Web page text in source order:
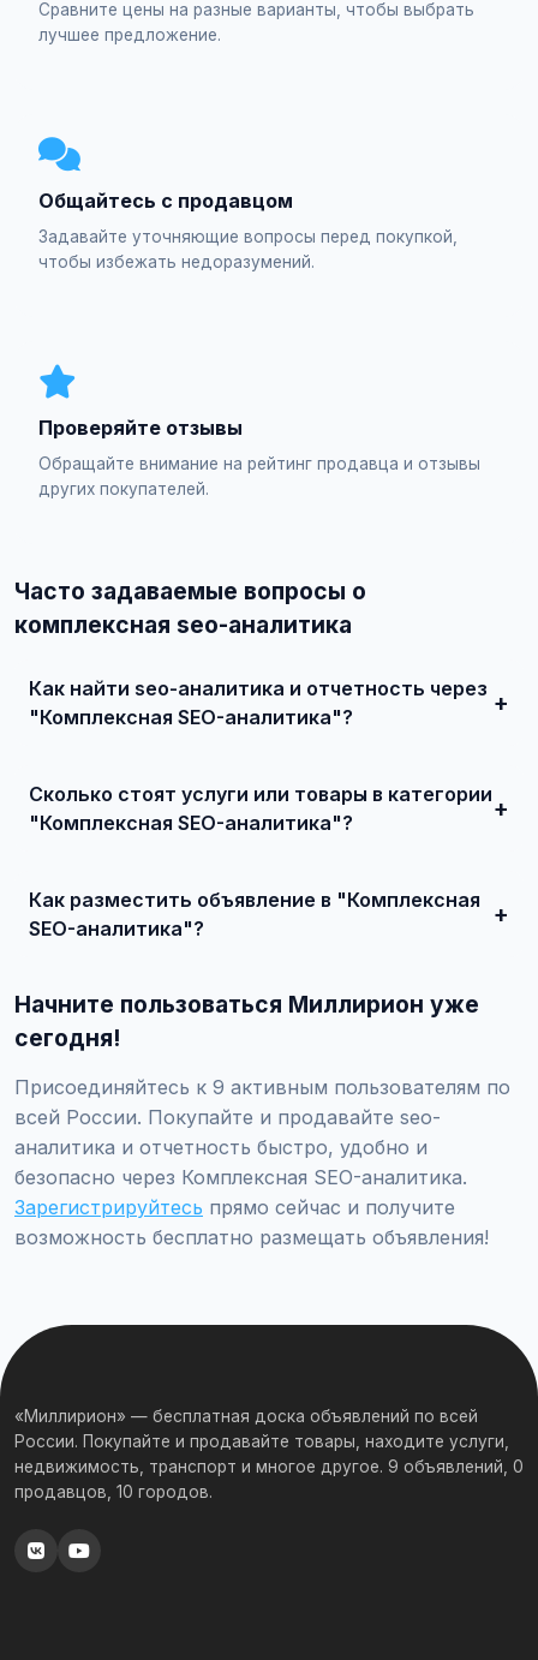
Сравните цены на разные варианты, чтобы выбрать
лучшее предложение.
Общайтесь с продавцом
Задавайте уточняющие вопросы перед покупкой,
чтобы избежать недоразумений.
Проверяйте отзывы
Обращайте внимание на рейтинг продавца и отзывы
других покупателей.
Часто задаваемые вопросы о
комплексная seo-аналитика
Как найти seo-аналитика и отчетность через
"Комплексная SEO-аналитика"?
и договоритесь о сделке.
Сколько стоят услуги или товары в категории
"Комплексная SEO-аналитика"?
Как разместить объявление в "Комплексная
SEO-аналитика"?
/ SEO-аналитика и отчетность / Комплексная SEO-
аналитика", заполните форму и опубликуйте. Первые
объявления — бесплатно!
Начните пользоваться Миллирион уже
сегодня!
Присоединяйтесь к 9 активным пользователям по
всей России. Покупайте и продавайте seo-
аналитика и отчетность быстро, удобно и
безопасно через Комплексная SEO-аналитика.
Зарегистрируйтесь прямо сейчас и получите
возможность бесплатно размещать объявления!
«Миллирион» — бесплатная доска объявлений по всей
России. Покупайте и продавайте товары, находите услуги,
недвижимость, транспорт и многое другое. 9 объявлений, 0
продавцов, 10 городов.